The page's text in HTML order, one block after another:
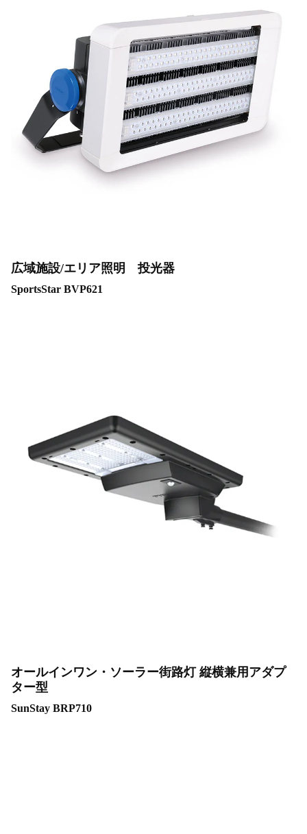
広域施設/エリア照明 投光器
SportsStar BVP621
オールインワン・ソーラー街路灯 縦横兼用アダプ
ター型
SunStay BRP710